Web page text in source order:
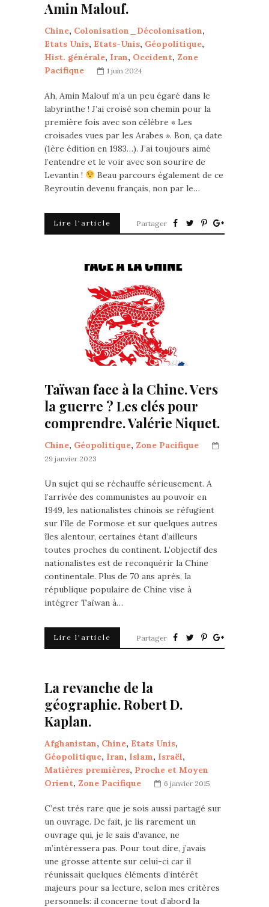
Amin Malouf.
Chine, Colonisation_Décolonisation,
Etats Unis, Etats-Unis, Géopolitique,
Hist. générale, Iran, Occident, Zone
Pacifique
1 juin 2024
Ah, Amin Malouf m’a un peu égaré dans le
labyrinthe ! J’ai croisé son chemin pour la
première fois avec son célèbre « Les
croisades vues par les Arabes ». Bon, ça date
(1ère édition en 1983…). J’ai toujours aimé
l’entendre et le voir avec son sourire de
Levantin !
Beau parcours également de ce
Beyroutin devenu français, non par le…
Lire l'article Partager
Taïwan face à la Chine. Vers
la guerre ? Les clés pour
comprendre. Valérie Niquet.
Chine, Géopolitique, Zone Pacifique
29 janvier 2023
Un sujet qui se réchauffe sérieusement. A
l’arrivée des communistes au pouvoir en
1949, les nationalistes chinois se réfugient
sur l’île de Formose et sur quelques autres
îles alentour, certaines étant d’ailleurs
toutes proches du continent. L’objectif des
nationalistes est de reconquérir la Chine
continentale. Plus de 70 ans après, la
république populaire de Chine vise à
intégrer Taïwan à…
Lire l'article Partager
La revanche de la
géographie. Robert D.
Kaplan.
Afghanistan, Chine, Etats Unis,
Géopolitique, Iran, Islam, Israël,
Matières premières, Proche et Moyen
Orient, Zone Pacifique 6 janvier 2015
C’est très rare que je sois aussi partagé sur
un ouvrage. De fait, je lis rarement un
ouvrage qui, je le sais d’avance, ne
m’intéressera pas. Pour tout dire, j’avais
une grosse attente sur celui-ci car il
réunissait quelques éléments d’intérêt
majeurs pour sa lecture, selon mes critères
personnels: il concerne tout d’abord la